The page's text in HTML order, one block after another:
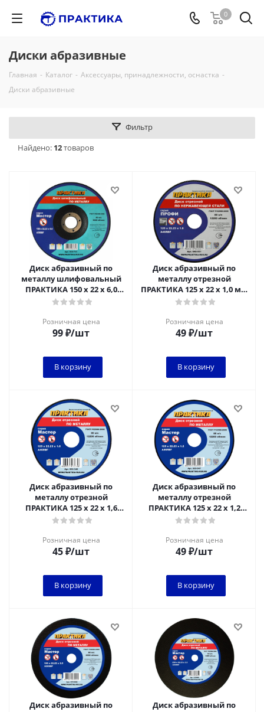
0
Диски абразивные
Главная - Каталог - Аксессуары, принадлежности, оснастка -
Диски абразивные
Фильтр
Найдено: 12товаров
Диск абразивный по
металлу шлифовальный
ПРАКТИКА 150 х 22 х 6,0
мм**
Розничная цена
99₽/шт
В корзину
Диск абразивный по
металлу отрезной
ПРАКТИКА 125 х 22 х 1,0 мм
Для нержавеющей стали
Розничная цена
49₽/шт
В корзину
Диск абразивный по
металлу отрезной
ПРАКТИКА 125 х 22 х 1,6
мм*****
Розничная цена
45₽/шт
В корзину
Диск абразивный по
металлу отрезной
ПРАКТИКА 125 х 22 х 1,2
мм*****
Розничная цена
49₽/шт
В корзину
Диск абразивный по
Диск абразивный по